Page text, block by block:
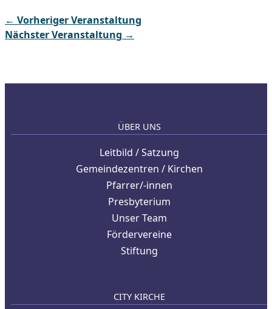
← Vorheriger Veranstaltung
Nächster Veranstaltung →
ÜBER UNS
Leitbild / Satzung
Gemeindezentren / Kirchen
Pfarrer/-innen
Presbyterium
Unser Team
Fördervereine
Stiftung
CITY KIRCHE